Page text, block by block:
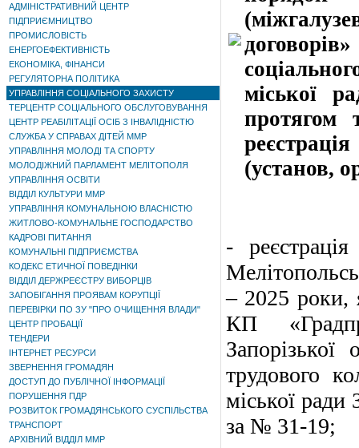
АДМІНІСТРАТИВНИЙ ЦЕНТР
ПІДПРИЄМНИЦТВО
ПРОМИСЛОВІСТЬ
ЕНЕРГОЕФЕКТИВНІСТЬ
ЕКОНОМІКА, ФІНАНСИ
РЕГУЛЯТОРНА ПОЛІТИКА
УПРАВЛІННЯ СОЦІАЛЬНОГО ЗАХИСТУ
ТЕРЦЕНТР СОЦІАЛЬНОГО ОБСЛУГОВУВАННЯ
ЦЕНТР РЕАБІЛІТАЦІЇ ОСІБ З ІНВАЛІДНІСТЮ
СЛУЖБА У СПРАВАХ ДІТЕЙ ММР
УПРАВЛІННЯ МОЛОДІ ТА СПОРТУ
МОЛОДІЖНИЙ ПАРЛАМЕНТ МЕЛІТОПОЛЯ
УПРАВЛІННЯ ОСВІТИ
ВІДДІЛ КУЛЬТУРИ ММР
УПРАВЛІННЯ КОМУНАЛЬНОЮ ВЛАСНІСТЮ
ЖИТЛОВО-КОМУНАЛЬНЕ ГОСПОДАРСТВО
КАДРОВІ ПИТАННЯ
КОМУНАЛЬНІ ПІДПРИЄМСТВА
КОДЕКС ЕТИЧНОЇ ПОВЕДІНКИ
ВІДДІЛ ДЕРЖРЕЄСТРУ ВИБОРЦІВ
ЗАПОБІГАННЯ ПРОЯВАМ КОРУПЦІЇ
ПЕРЕВІРКИ ПО ЗУ "ПРО ОЧИЩЕННЯ ВЛАДИ"
ЦЕНТР ПРОБАЦІЇ
ТЕНДЕРИ
ІНТЕРНЕТ РЕСУРСИ
ЗВЕРНЕННЯ ГРОМАДЯН
ДОСТУП ДО ПУБЛІЧНОЇ ІНФОРМАЦІЇ
ПОРУШЕННЯ ПДР
РОЗВИТОК ГРОМАДЯНСЬКОГО СУСПІЛЬСТВА
ТРАНСПОРТ
АРХІВНИЙ ВІДДІЛ ММР
міської
протягом
(установ,
-
– 2025 роки,
КП
трудового
міської ради
за № 31-19;